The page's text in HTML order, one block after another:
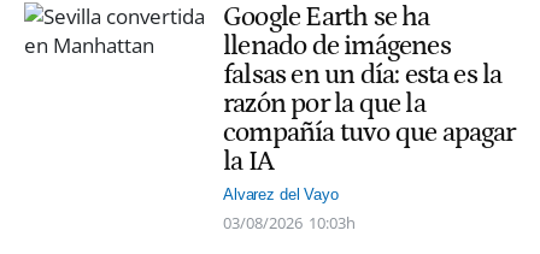
Google Earth se ha
llenado de imágenes
falsas en un día: esta es la
razón por la que la
compañía tuvo que apagar
la IA
Alvarez del Vayo
03/08/2026 10:03h